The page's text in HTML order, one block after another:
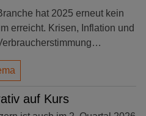
hat 2025 erneut kein
erreicht. Krisen, Inflation und
auf Kurs